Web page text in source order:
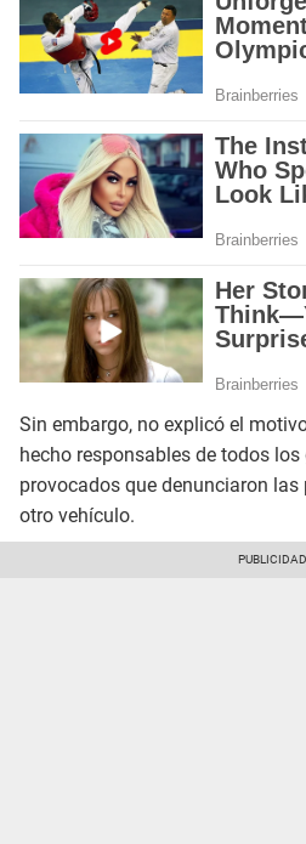
Sin embargo, no explicó el
hecho responsables de todos
provocados que denunciaron las
otro vehículo.